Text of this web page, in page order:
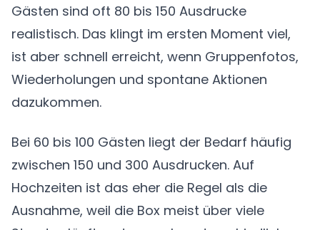
Gästen sind oft 80 bis 150 Ausdrucke
realistisch. Das klingt im ersten Moment viel,
ist aber schnell erreicht, wenn Gruppenfotos,
Wiederholungen und spontane Aktionen
dazukommen.
Bei 60 bis 100 Gästen liegt der Bedarf häufig
zwischen 150 und 300 Ausdrucken. Auf
Hochzeiten ist das eher die Regel als die
Ausnahme, weil die Box meist über viele